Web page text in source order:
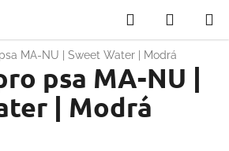
Hledat
KOŠÍK
MA-NU | Sweet Water | Modrá
psa MA-NU |
| Modrá